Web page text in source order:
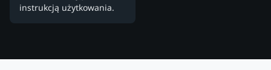
instrukcją użytkowania.